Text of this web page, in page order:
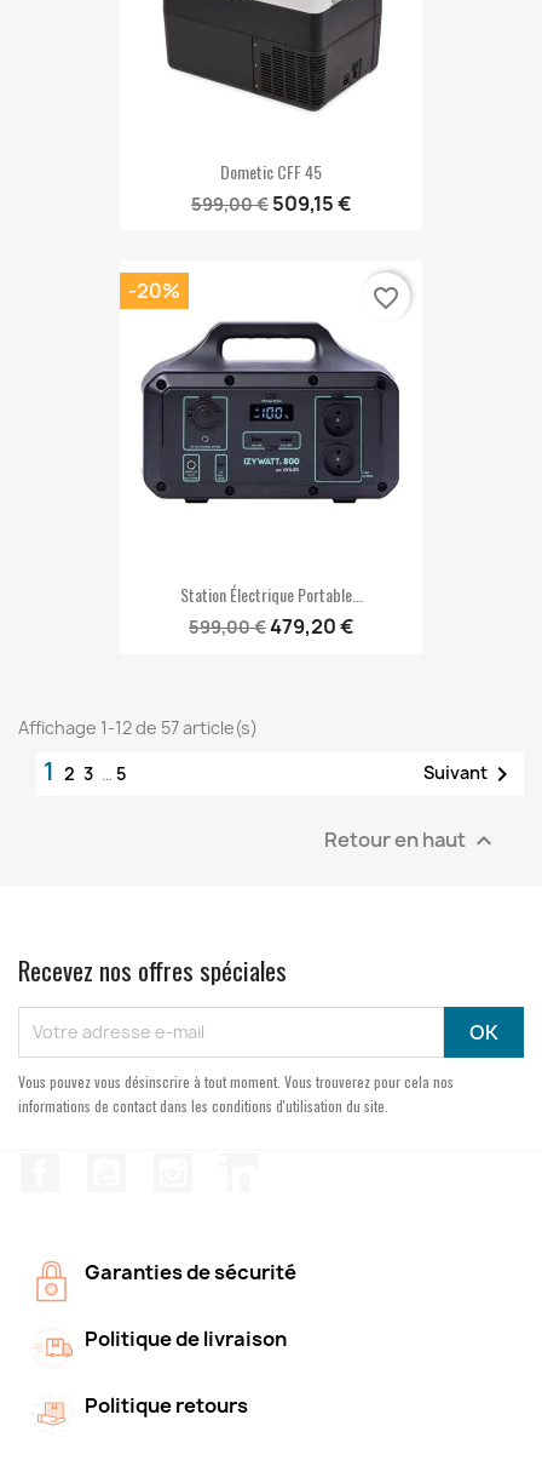
Dometic CFF 45
599,00 € 509,15 €
Station Électrique Portable...
599,00 €479,20 €
-20% favorite_border
Affichage 1-12 de 57 article(s)
1 2 3 … 5 Suivant 
Retour en haut 
Recevez nos offres spéciales
Vous pouvez vous désinscrire à tout moment. Vous trouverez pour cela nos
informations de contact dans les conditions d'utilisation du site.
Garanties de sécurité
Politique de livraison
Politique retours